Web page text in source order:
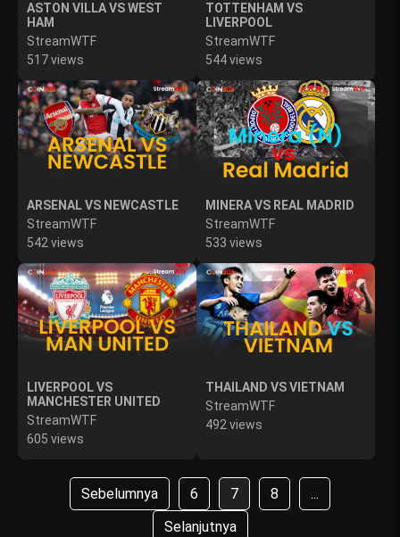
ASTON VILLA VS WEST
HAM
StreamWTF
517 views
TOTTENHAM VS
LIVERPOOL
StreamWTF
544 views
ARSENAL VS NEWCASTLE
StreamWTF
542 views
MINERA VS REAL MADRID
StreamWTF
533 views
LIVERPOOL VS
MANCHESTER UNITED
StreamWTF
605 views
THAILAND VS VIETNAM
StreamWTF
492 views
Sebelumnya 6 7 8
...
Selanjutnya